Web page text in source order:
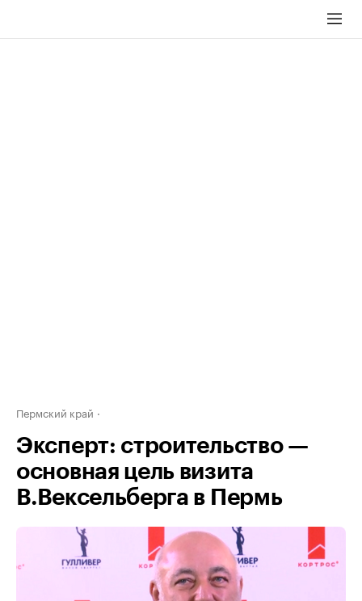
Пермский край
Эксперт: строительство —
основная цель визита
В.Вексельберга в Пермь